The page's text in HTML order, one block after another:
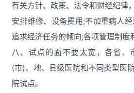
有关方针、政策、法令和财经纪律
安排维修、设备费用;不加重病人
追求经济任务的倾向;各项管理制度
八、试点的面不要太宽，各省、
(市)、地、县级医院和不同类型医
院试点。